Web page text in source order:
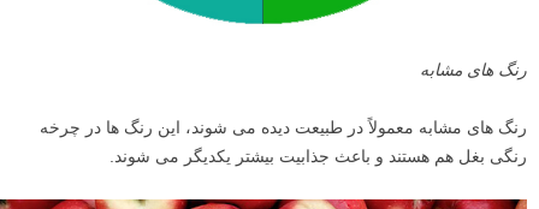
رنگ های مشابه
رنگ های مشابه معمولاً در طبیعت دیده می شوند، این رنگ ها در چرخه
رنگی بغل هم هستند و باعث جذابیت بیشتر یکدیگر می شوند.